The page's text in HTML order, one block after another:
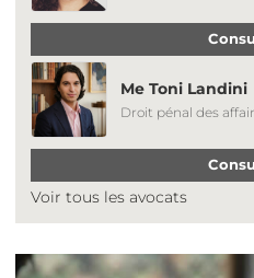
Me Toni Landini
Droit pénal des
Voir tous les avocats